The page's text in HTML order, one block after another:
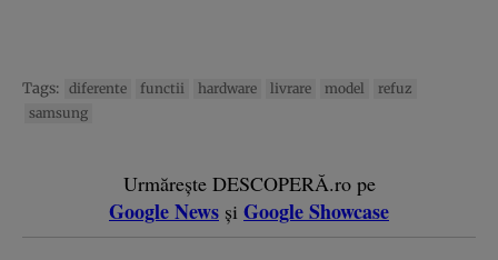
Tags: diferente functii hardware livrare model
refuz
samsung
Urmărește DESCOPERĂ.ro pe
Google News și Google Showcase